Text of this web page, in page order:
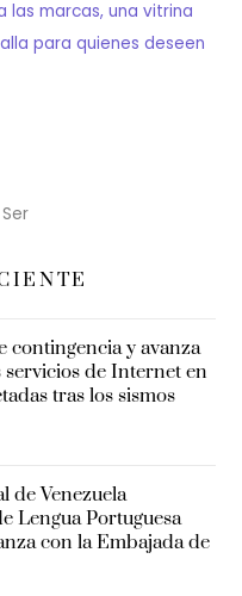
las marcas, una vitrina
para quienes deseen
contingencia y avanza
de Internet en
tras los sismos
de Venezuela
Lengua Portuguesa
con la Embajada de